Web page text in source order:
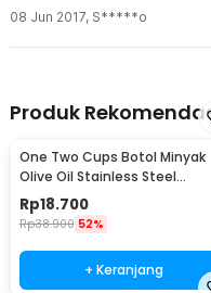
08 Jun 2017, S*****o
Produk
One Two Cups Botol Minyak
Olive Oil Stainless Steel
Platted 500ml - OT50
Rp18.700
Rp38.900 52%
+ Keranjang